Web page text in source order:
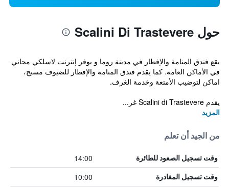
حول Scalini Di Trastevere
يقع فندق المنامة والإفطار في مدينة روما و يوفر إنترنت لاسلكي مجاني
في الأماكن العامة. كما يقدم فندق المنامة والإفطار للضيوف مسبح،
اماكن لتوضيب الأمتعة وخدمة الغرف.
يقدم Scalini di Trastevere غر...
المزيد
من الجيد أن تعلم
وقت تسجيل الصعود للطائرة 14:00
وقت تسجيل المغادرة 10:00